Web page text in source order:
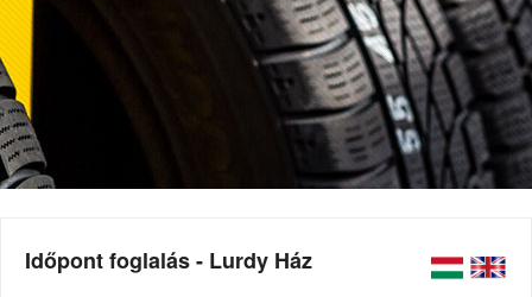
Időpont foglalás - Lurdy Ház